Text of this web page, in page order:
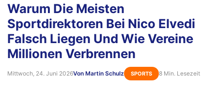
Warum Die Meisten
Sportdirektoren Bei Nico Elvedi
Falsch Liegen Und Wie Vereine
Millionen Verbrennen
Mittwoch, 24. Juni 2026Von Martin Schulz SPORTS 8 Min. Lesezeit